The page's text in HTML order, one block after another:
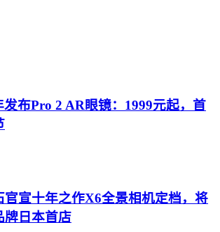
布Pro 2 AR眼镜：1999元起，首
官宣十年之作X6全景相机定档，将
牌日本首店